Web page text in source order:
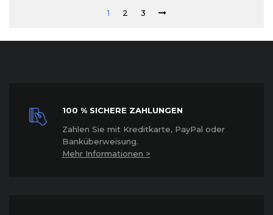
1 2 3
100 % SICHERE ZAHLUNGEN
Zahlen Sie mit Kreditkarte, PayPal oder
Banküberweisung.
Mehr Informationen >